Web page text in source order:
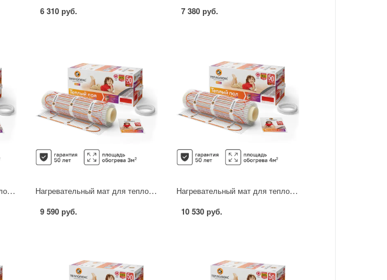
6 310 руб. 7 380 руб.
Нагревательный мат для теплого пола Теплолюкс Tropix 2.5 м2 400 Вт Нагревательный мат для теплого пола Теплолюкс Tropix 3 м2 480 Вт
9 590 руб.
Нагревательный мат для теплого пола Теплолюкс Tropix 4 м2 640 Вт
10 530 руб.